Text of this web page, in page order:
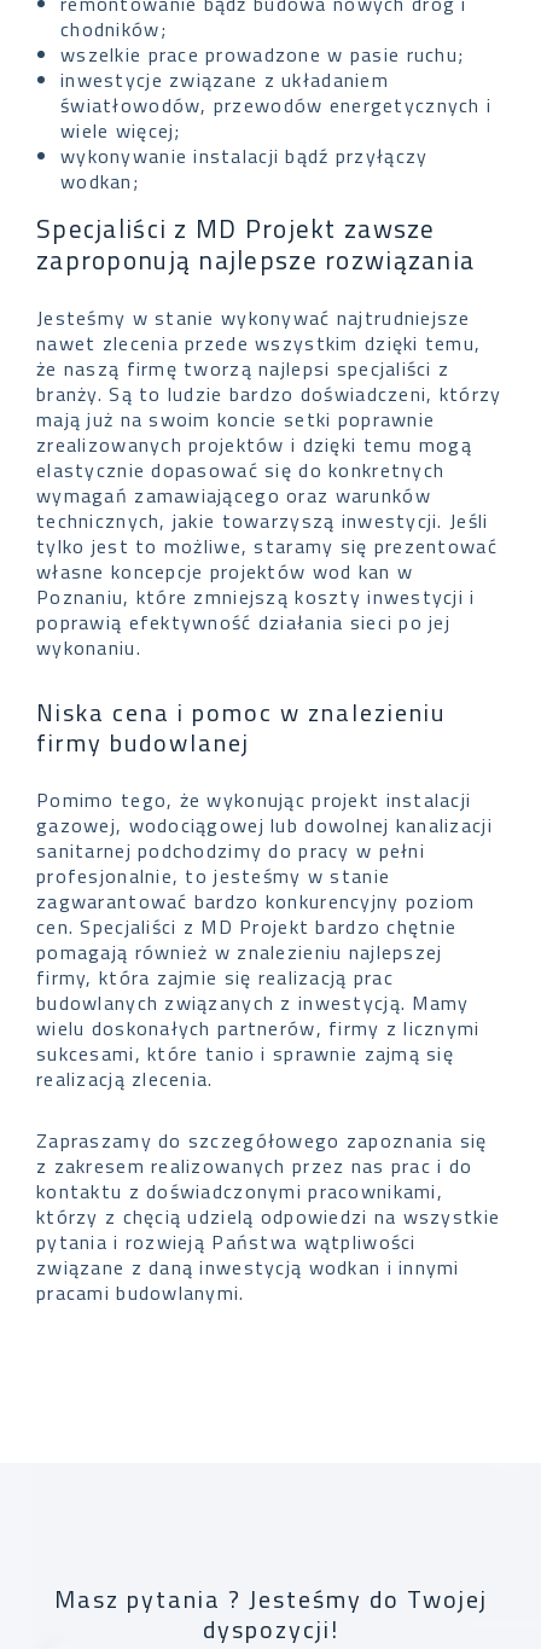
chodników;
wszelkie prace prowadzone w pasie ruchu;
inwestycje związane z układaniem
światłowodów, przewodów energetycznych i
wiele więcej;
wykonywanie instalacji bądź przyłączy
wodkan;
Specjaliści z MD Projekt zawsze
zaproponują najlepsze rozwiązania
Jesteśmy w stanie wykonywać najtrudniejsze
nawet zlecenia przede wszystkim dzięki temu,
że naszą firmę tworzą najlepsi specjaliści z
branży. Są to ludzie bardzo doświadczeni, którzy
mają już na swoim koncie setki poprawnie
zrealizowanych projektów i dzięki temu mogą
elastycznie dopasować się do konkretnych
wymagań zamawiającego oraz warunków
technicznych, jakie towarzyszą inwestycji. Jeśli
tylko jest to możliwe, staramy się prezentować
własne koncepcje projektów wod kan w
Poznaniu, które zmniejszą koszty inwestycji i
poprawią efektywność działania sieci po jej
wykonaniu.
Niska cena i pomoc w znalezieniu
firmy budowlanej
Pomimo tego, że wykonując projekt instalacji
gazowej, wodociągowej lub dowolnej kanalizacji
sanitarnej podchodzimy do pracy w pełni
profesjonalnie, to jesteśmy w stanie
zagwarantować bardzo konkurencyjny poziom
cen. Specjaliści z MD Projekt bardzo chętnie
pomagają również w znalezieniu najlepszej
firmy, która zajmie się realizacją prac
budowlanych związanych z inwestycją. Mamy
wielu doskonałych partnerów, firmy z licznymi
sukcesami, które tanio i sprawnie zajmą się
realizacją zlecenia.
Zapraszamy do szczegółowego zapoznania się
z zakresem realizowanych przez nas prac i do
kontaktu z doświadczonymi pracownikami,
którzy z chęcią udzielą odpowiedzi na wszystkie
pytania i rozwieją Państwa wątpliwości
związane z daną inwestycją wodkan i innymi
pracami budowlanymi.
Masz pytania ? Jesteśmy do Twojej
dyspozycji!